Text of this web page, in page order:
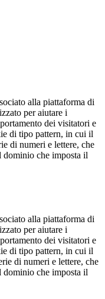
alla piattaforma di
per aiutare i
dei visitatori e
di tipo pattern, in cui il
di numeri e lettere, che
che imposta il
alla piattaforma di
per aiutare i
dei visitatori e
di tipo pattern, in cui il
di numeri e lettere, che
che imposta il